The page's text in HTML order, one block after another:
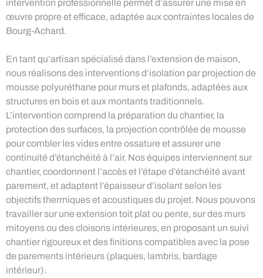
intervention professionnelle permet d’assurer une mise en
œuvre propre et efficace, adaptée aux contraintes locales de
Bourg-Achard.
En tant qu’artisan spécialisé dans l’extension de maison,
nous réalisons des interventions d’isolation par projection de
mousse polyuréthane pour murs et plafonds, adaptées aux
structures en bois et aux montants traditionnels.
L’intervention comprend la préparation du chantier, la
protection des surfaces, la projection contrôlée de mousse
pour combler les vides entre ossature et assurer une
continuité d’étanchéité à l’air. Nos équipes interviennent sur
chantier, coordonnent l’accès et l’étape d’étanchéité avant
parement, et adaptent l’épaisseur d’isolant selon les
objectifs thermiques et acoustiques du projet. Nous pouvons
travailler sur une extension toit plat ou pente, sur des murs
mitoyens ou des cloisons intérieures, en proposant un suivi
chantier rigoureux et des finitions compatibles avec la pose
de parements intérieurs (plaques, lambris, bardage
intérieur).